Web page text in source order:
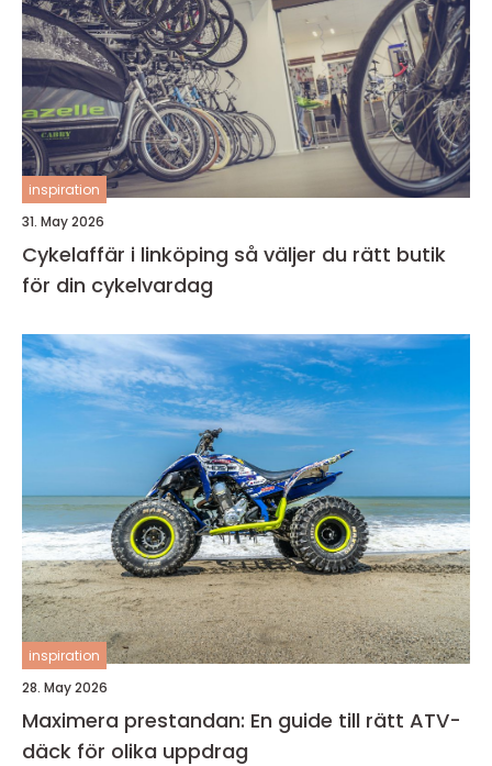
inspiration
31. May 2026
Cykelaffär i linköping så väljer du rätt butik
för din cykelvardag
inspiration
28. May 2026
Maximera prestandan: En guide till rätt ATV-
däck för olika uppdrag